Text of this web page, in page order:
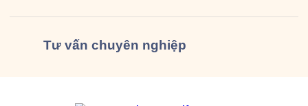
Tư vấn chuyên nghiệp